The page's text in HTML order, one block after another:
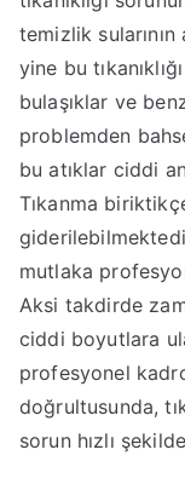
temizlik sularının
yine bu
bulaşıklar ve
problemden
bu atıklar ciddi
Tıkanma
mutlaka
Aksi takdirde
ciddi boyutlara
profesyonel
doğrultusunda,
sorun hızlı